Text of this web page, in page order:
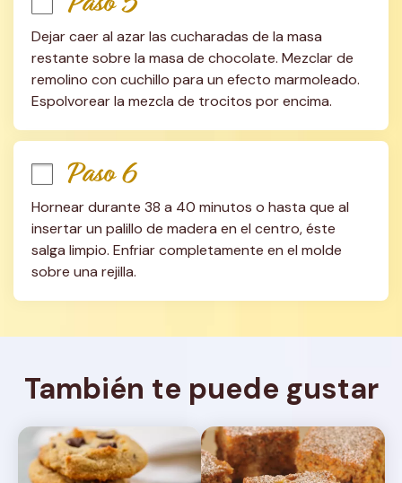
Dejar caer al azar las cucharadas de la masa
restante sobre la masa de chocolate. Mezclar de
remolino con cuchillo para un efecto marmoleado.
Espolvorear la mezcla de trocitos por encima.
Paso 6
Hornear durante 38 a 40 minutos o hasta que al
insertar un palillo de madera en el centro, éste
salga limpio. Enfriar completamente en el molde
sobre una rejilla.
También te puede gustar